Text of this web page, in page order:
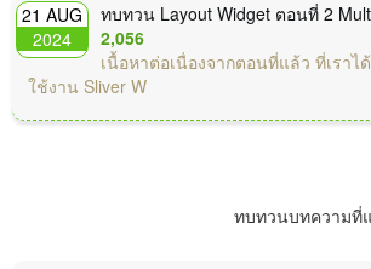
21 AUG
2024
ทบทวน Layout Widget ตอนที่ 2
2,056
เนื้อหาต่อเนื่องจากตอนที่แล้ว ที่เราไ
ใช้งาน Sliver W
ทบทวนบทความที่